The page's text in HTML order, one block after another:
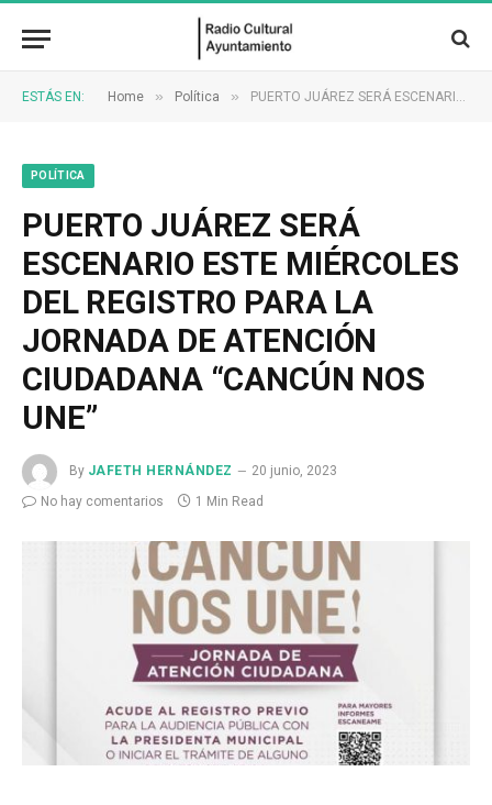
ESTÁS EN: Home » Política » PUERTO JUÁREZ SERÁ ESCENARIO ESTE MIÉRCOLES DEL REGISTRO PARA LA JORNADA DE ATENCIÓN CIUDADANA “CANCÚN NOS UNE”
POLÍTICA
PUERTO JUÁREZ SERÁ
ESCENARIO ESTE MIÉRCOLES
DEL REGISTRO PARA LA
JORNADA DE ATENCIÓN
CIUDADANA “CANCÚN NOS
UNE”
By JAFETH HERNÁNDEZ
20 junio, 2023
No hay comentarios
1 Min Read